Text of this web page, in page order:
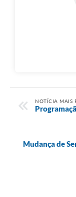
NOTÍCIA MAIS
Mudança de